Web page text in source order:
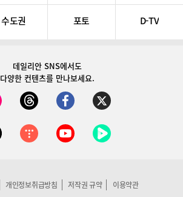
수도권 포토 D-TV
데일리안 SNS에서도
다양한 컨텐츠를 만나보세요.
개인정보취급방침 저작권 규약 이용약관